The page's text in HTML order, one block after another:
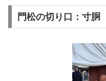
門松の切り口：寸胴